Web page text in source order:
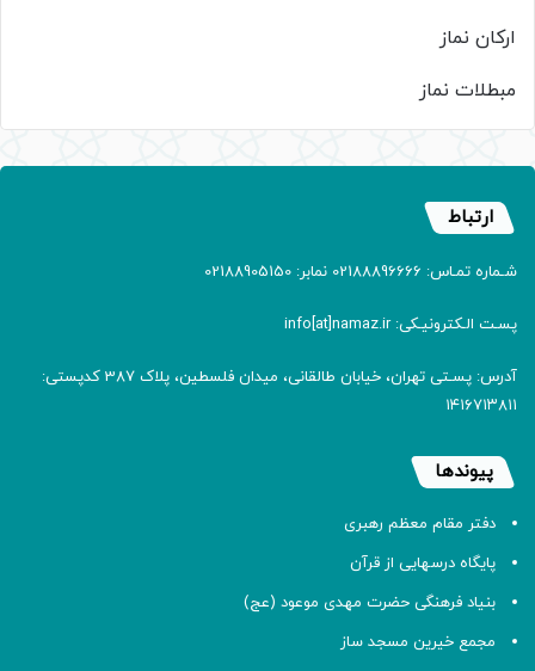
ارکان نماز
مبطلات نماز
ارتباط
شـماره تمـاس: 02188896666 نمابر: 02188905150
پسـت الـکترونیـکی: info[at]namaz.ir
آدرس: پسـتی تهران، خیابان طالقانی، میدان فلسطین، پلاک 387 کدپستی:
۱۴۱۶۷۱۳۸۱۱
پیوندها
دفتر مقام معظم رهبری
پایگاه درسهایی از قرآن
بنیاد فرهنگی حضرت مهدی موعود (عج)
مجمع خیرین مسجد ساز